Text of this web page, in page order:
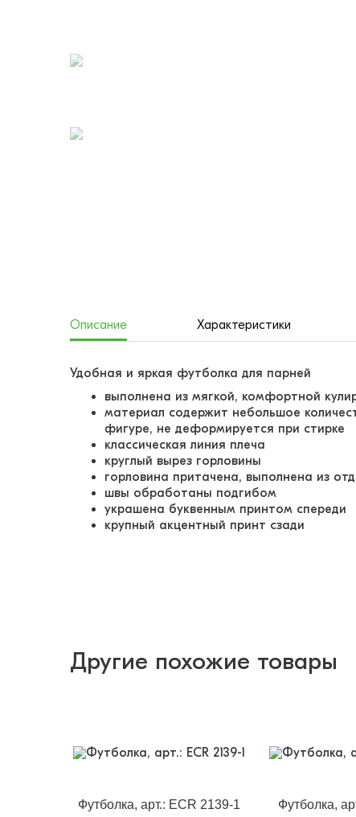
Описание Характеристики
Удобная и яркая футболка для парней
выполнена из мягкой, комфортной
материал содержит небольшое
фигуре, не деформируется при стирке
классическая линия плеча
круглый вырез горловины
горловина притачена, выполнена из
швы обработаны подгибом
украшена буквенным принтом спереди
крупный акцентный принт сзади
Другие похожие товары
Футболка, арт.: ECR 2139-1
Футболка,